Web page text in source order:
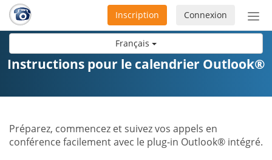
Français
ou
la
Connexion
Inscription
Instructions pour le calendrier Outlook®
Préparez, commencez et suivez vos appels en
conférence facilement avec le plug-in Outlook® intégré.